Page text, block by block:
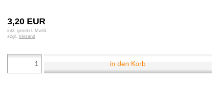
3,20 EUR
inkl. gesetzl. MwSt.
zzgl. Versand
in den Korb